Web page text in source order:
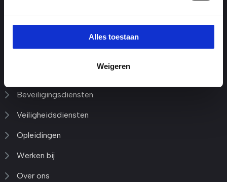
Alles toestaan
Weigeren
Colofon
Links
Beveiligingsdiensten
Veiligheidsdiensten
Opleidingen
Werken bij
Over ons